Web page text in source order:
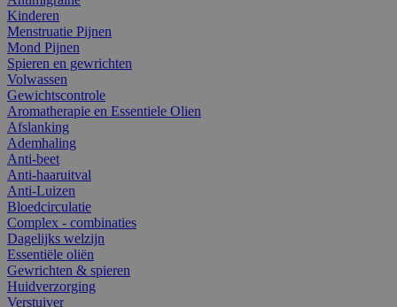
Kinderen
Menstruatie Pijnen
Mond Pijnen
Spieren en gewrichten
Volwassen
Gewichtscontrole
Aromatherapie en Essentiele Olien
Afslanking
Ademhaling
Anti-beet
Anti-haaruitval
Anti-Luizen
Bloedcirculatie
Complex - combinaties
Dagelijks welzijn
Essentiële oliën
Gewrichten & spieren
Huidverzorging
Verstuiver